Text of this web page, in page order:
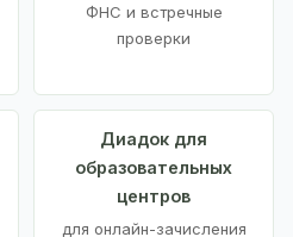
ФНС и встречные
проверки
Диадок для
образовательных
центров
для онлайн-зачисления